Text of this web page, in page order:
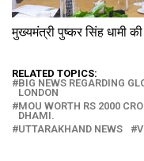
मुख्यमंत्री पुष्कर सिंह धामी
RELATED TOPICS:
BIG NEWS REGARDING
LONDON
MOU WORTH RS 2000
DHAMI.
UTTARAKHAND NEWS